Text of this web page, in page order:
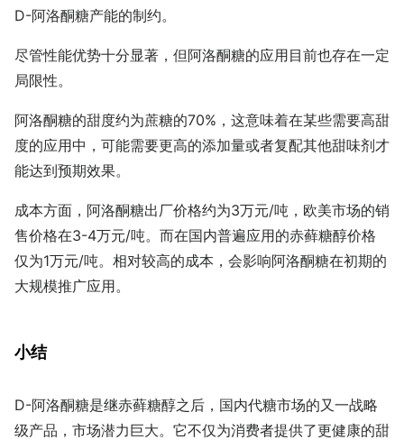
D-阿洛酮糖产能的制约。
尽管性能优势十分显著，但阿洛酮糖的应用目前也存在一定
局限性。
阿洛酮糖的甜度约为蔗糖的70%，这意味着在某些需要高甜
度的应用中，可能需要更高的添加量或者复配其他甜味剂才
能达到预期效果。
成本方面，阿洛酮糖出厂价格约为3万元/吨，欧美市场的销
售价格在3-4万元/吨。而在国内普遍应用的赤藓糖醇价格
仅为1万元/吨。相对较高的成本，会影响阿洛酮糖在初期的
大规模推广应用。
小结
D-阿洛酮糖是继赤藓糖醇之后，国内代糖市场的又一战略
级产品，市场潜力巨大。它不仅为消费者提供了更健康的甜